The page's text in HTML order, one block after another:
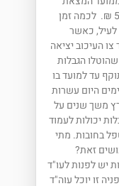
אזהרה לחייב והחוב עולה על סך של 500 ₪. לכמה זמן
לעיל, כאשר
העיכוב יציאה
הגבלות
עד למועד בו
היום עשרות
משך שנים על
יכולות לעמוד
בחובות. מתי
זאת?
יש לפנות לעו"ד
זו יוכל עוה"ד